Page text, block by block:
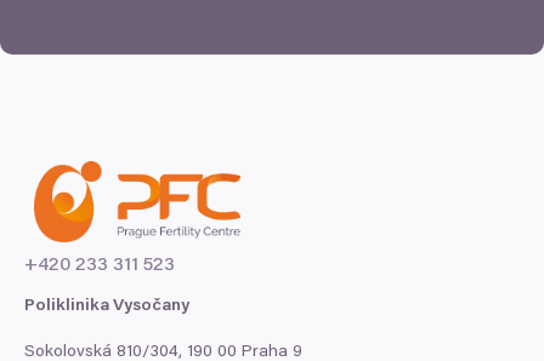
+420 233 311 523
Poliklinika Vysočany
Sokolovská 810/304, 190 00 Praha 9